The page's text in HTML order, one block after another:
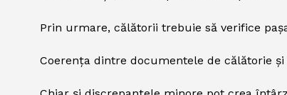
Prin urmare, călătorii trebuie să verifice
Coerența dintre documentele de călătorie